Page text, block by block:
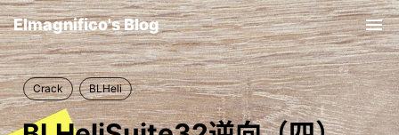
Elmagnifico's Blog
Crack BLHeli